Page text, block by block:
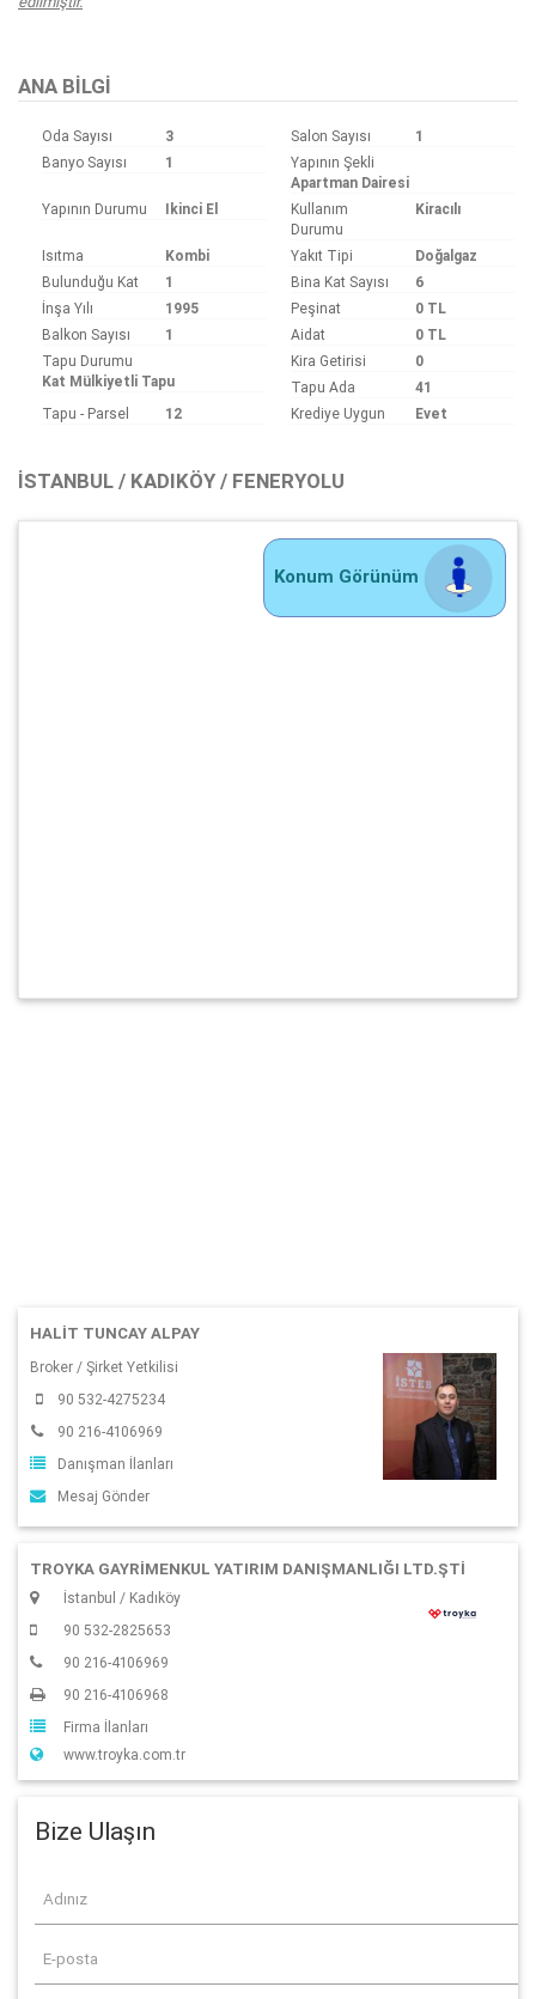
ANA BILGI
Oda Sayısı 3 Salon Sayısı
1
Banyo Sayısı
1
Yapının Şekli
Apartman Dairesi
Yapının Durumu
Ikinci El
Kullanım
Durumu
Kiracılı
Isıtma Kombi Yakıt Tipi
Doğalgaz
Bulunduğu Kat
1 Bina Kat Sayısı
6
İnşa Yılı
1995 Peşinat
0 TL
Balkon Sayısı
1 Aidat
0 TL
Tapu Durumu
Kat Mülkiyetli Tapu
Kira Getirisi
0
Tapu Ada
41
Tapu - Parsel
12 Krediye Uygun Evet
İSTANBUL / KADIKÖY / FENERYOLU
Konum Görünüm
HALIT TUNCAY ALPAY
Broker / Şirket Yetkilisi
90 532-4275234
90 216-4106969
Danışman İlanları
Mesaj Gönder
TROYKA GAYRIMENKUL YATIRIM DANIŞMANLIĞI LTD.ŞTI
İstanbul / Kadıköy
90 532-2825653
90 216-4106969
90 216-4106968
Firma İlanları
www.troyka.com.tr
Bize Ulaşın